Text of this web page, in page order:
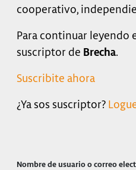
cooperativo,
Para continuar leyendo
suscriptor de Brecha.
Suscribite ahora
¿Ya sos suscriptor?
Nombre de usuario o correo